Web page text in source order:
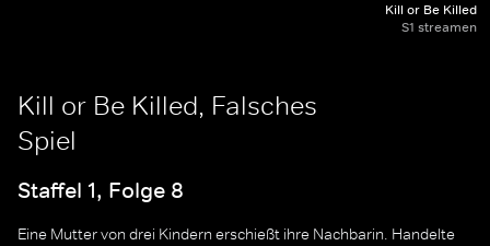
Kill or Be Killed
S1 streamen
Kill or Be Killed, Falsches
Spiel
Staffel 1, Folge 8
Eine Mutter von drei Kindern erschießt ihre Nachbarin. Handelte